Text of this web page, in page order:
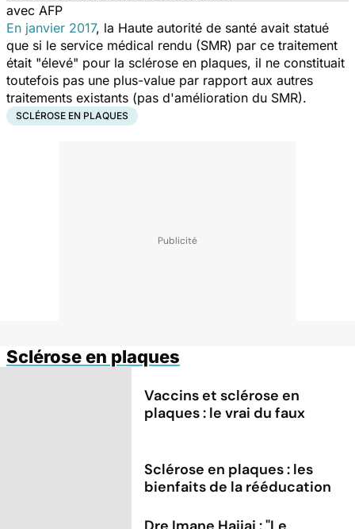
avec AFP
En janvier 2017, la Haute autorité de santé avait statué
que si le service médical rendu (SMR) par ce traitement
était "élevé" pour la sclérose en plaques, il ne constituait
toutefois pas une plus-value par rapport aux autres
traitements existants (pas d'amélioration du SMR).
SCLÉROSE EN PLAQUES
Sclérose en plaques
Vaccins et sclérose en
plaques : le vrai du faux
Sclérose en plaques : les
bienfaits de la rééducation